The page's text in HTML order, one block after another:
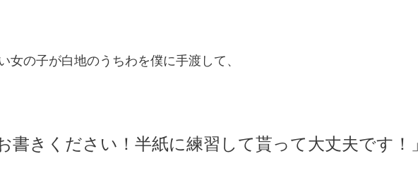
女の子が白地のうちわを僕に手渡して、
書きください！半紙に練習して貰って大丈夫です！」